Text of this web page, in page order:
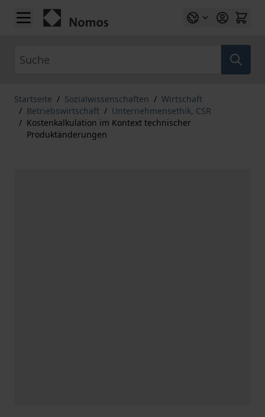
Zum Inhalt springen
Startseite / Sozialwissenschaften / Wirtschaft
/ Betriebswirtschaft / Unternehmensethik, CSR
/ Kostenkalkulation im Kontext technischer
Produktänderungen